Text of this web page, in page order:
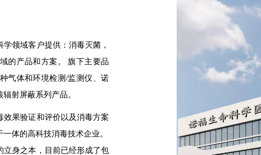
领域客户提供：消毒灭菌，
的产品和方案。 旗下主要品
气体和环境检测/监测仪、诺
射屏蔽系列产品。
效果验证和评价以及消毒方案
体的高科技消毒技术企业。
立身之本，目前已经形成了包